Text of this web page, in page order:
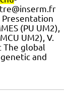
(PU UM2),
UM2), V.
The global
and